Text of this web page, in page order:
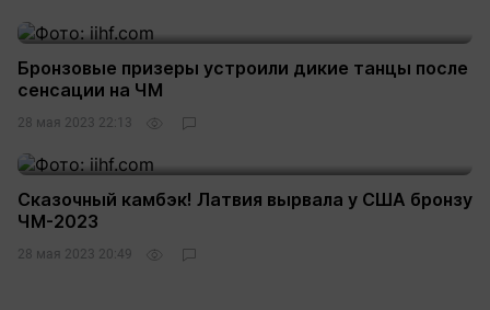
Бронзовые призеры устроили дикие танцы после
сенсации на ЧМ
28 мая 2023 22:13
Сказочный камбэк! Латвия вырвала у США бронзу
ЧМ-2023
28 мая 2023 20:49